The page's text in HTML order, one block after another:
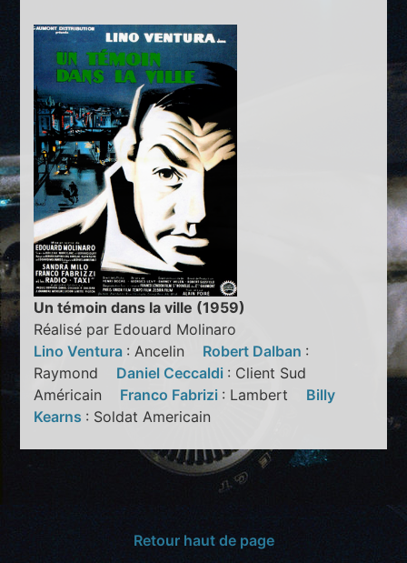
Un témoin dans la ville (1959)
Réalisé par Edouard Molinaro
Lino Ventura : Ancelin Robert Dalban :
Raymond Daniel Ceccaldi : Client Sud
Américain Franco Fabrizi : Lambert Billy
Kearns : Soldat Americain
Retour haut de page